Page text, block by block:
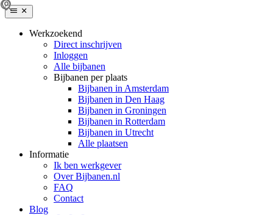
Werkzoekend
Direct inschrijven
Inloggen
Alle bijbanen
Bijbanen per plaats
Bijbanen in Amsterdam
Bijbanen in Den Haag
Bijbanen in Groningen
Bijbanen in Rotterdam
Bijbanen in Utrecht
Alle plaatsen
Informatie
Ik ben werkgever
Over Bijbanen.nl
FAQ
Contact
Blog